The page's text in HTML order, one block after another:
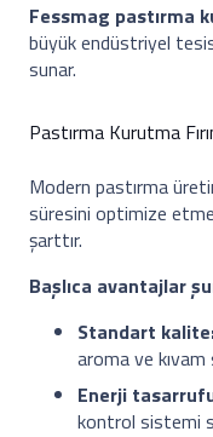
Fessmag pastırma
büyük endüstriyel
sunar.
Pastırma Kurutma
Modern pastırma
süresini optimize
şarttır.
Başlıca avantajlar
Standart
aroma ve kıvam
Enerji
kontrol sistemi